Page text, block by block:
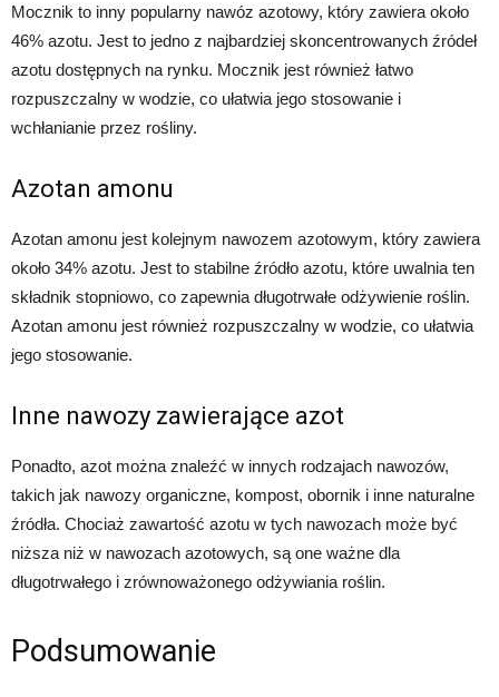
Mocznik to inny popularny nawóz azotowy, który zawiera około
46% azotu. Jest to jedno z najbardziej skoncentrowanych źródeł
azotu dostępnych na rynku. Mocznik jest również łatwo
rozpuszczalny w wodzie, co ułatwia jego stosowanie i
wchłanianie przez rośliny.
Azotan amonu
Azotan amonu jest kolejnym nawozem azotowym, który zawiera
około 34% azotu. Jest to stabilne źródło azotu, które uwalnia ten
składnik stopniowo, co zapewnia długotrwałe odżywienie roślin.
Azotan amonu jest również rozpuszczalny w wodzie, co ułatwia
jego stosowanie.
Inne nawozy zawierające azot
Ponadto, azot można znaleźć w innych rodzajach nawozów,
takich jak nawozy organiczne, kompost, obornik i inne naturalne
źródła. Chociaż zawartość azotu w tych nawozach może być
niższa niż w nawozach azotowych, są one ważne dla
długotrwałego i zrównoważonego odżywiania roślin.
Podsumowanie